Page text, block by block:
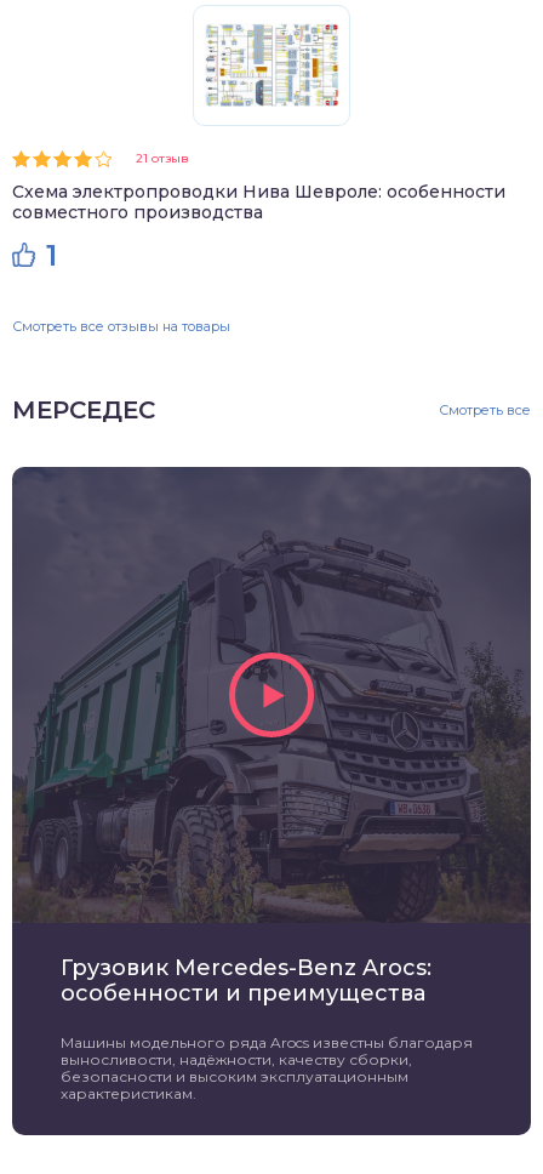
21 отзыв
Схема электропроводки Нива Шевроле: особенности
совместного производства
1
Смотреть все отзывы на товары
МЕРСЕДЕС Смотреть все
Грузовик Mercedes-Benz Arocs:
особенности и преимущества
Машины модельного ряда Arocs известны благодаря
выносливости, надёжности, качеству сборки,
безопасности и высоким эксплуатационным
характеристикам.